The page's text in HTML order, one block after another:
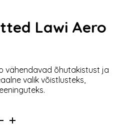
Lawi Aero
vähendavad õhutakistust ja
valik võistlusteks,